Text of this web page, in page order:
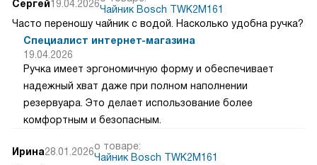
Сергей19.04.2026Чайник Bosch TWK2M161
Часто переношу чайник с водой. Насколько удобна ручка?
Специалист интернет-магазина
19.04.2026
Ручка имеет эргономичную форму и обеспечивает
надежный хват даже при полном наполнении
резервуара. Это делает использование более
комфортным и безопасным.
Ирина28.01.2026о товаре:
Чайник Bosch TWK2M161